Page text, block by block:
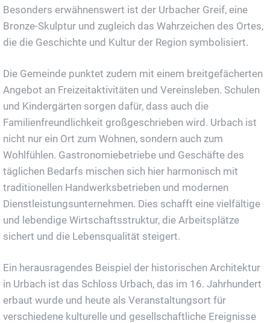
Besonders erwähnenswert ist der Urbacher Greif, eine
Bronze-Skulptur und zugleich das Wahrzeichen des Ortes,
die die Geschichte und Kultur der Region symbolisiert.
Die Gemeinde punktet zudem mit einem breitgefächerten
Angebot an Freizeitaktivitäten und Vereinsleben. Schulen
und Kindergärten sorgen dafür, dass auch die
Familienfreundlichkeit großgeschrieben wird. Urbach ist
nicht nur ein Ort zum Wohnen, sondern auch zum
Wohlfühlen. Gastronomiebetriebe und Geschäfte des
täglichen Bedarfs mischen sich hier harmonisch mit
traditionellen Handwerksbetrieben und modernen
Dienstleistungsunternehmen. Dies schafft eine vielfältige
und lebendige Wirtschaftsstruktur, die Arbeitsplätze
sichert und die Lebensqualität steigert.
Ein herausragendes Beispiel der historischen Architektur
in Urbach ist das Schloss Urbach, das im 16. Jahrhundert
erbaut wurde und heute als Veranstaltungsort für
verschiedene kulturelle und gesellschaftliche Ereignisse